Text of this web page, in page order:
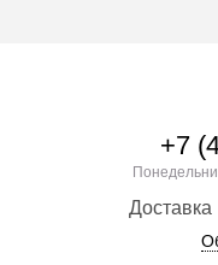
+7
Доставка